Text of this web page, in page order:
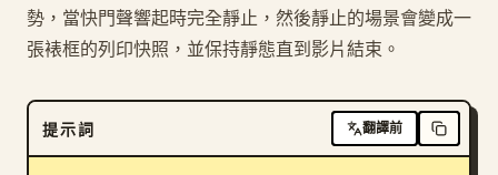
更新
勢，當快門聲響起時完全靜止，然後靜止的場景會變成一
張裱框的列印快照，並保持靜態直到影片結束。
提示詞 翻譯前